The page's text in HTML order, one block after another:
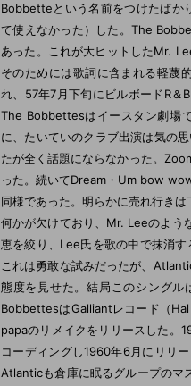
Bobbetteという名前をつけたばか
て使えなかった）した。The
あった。これが大ヒットしたMr.
そのためには歌詞に含まれる軽蔑
れ、57年7月下旬にビルボードR
The Bobbettesはイースタン劇場
に、たいていのクラブ出演は気の
たが全く話題にならなかった。
った。続いてDream・Um bow
同様であった。明らかに売れ行き
何かが欠けており、Mr. Leeのよう
恵を絞り、Lee氏を歌の中で抹消
これは勇敢な試みだったが、
態度を見せた。結局このシング
BobbettesはGalliantレコード（
papaのリメイクをリリースした。
コーディングし1960年6月にリリ
Atlanticも倉庫に眠るグループのマ